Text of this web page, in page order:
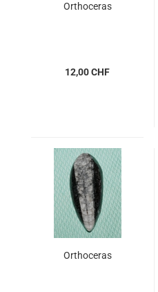
Orthoceras
12,00 CHF
Orthoceras